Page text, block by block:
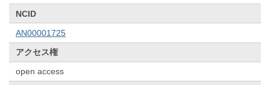
NCID
AN00001725
アクセス権
open access